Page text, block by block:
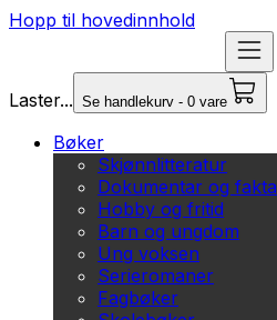
Hopp til hovedinnhold
Laster... Se handlekurv - 0 vare
Bøker
Skjønnlitteratur
Dokumentar og fakta
Hobby og fritid
Barn og ungdom
Ung voksen
Serieromaner
Fagbøker